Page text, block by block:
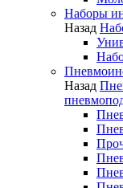
Наборы
Назад
Назад